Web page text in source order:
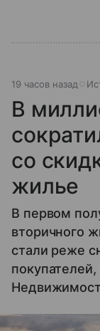
19 часов назад
В
со
жилье
В первом
вторичного
стали реже